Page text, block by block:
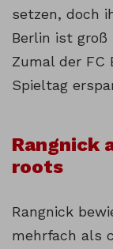
setzen, doch
Berlin ist groß
Zumal der FC
Spieltag
Rangnick
roots
Rangnick
mehrfach als